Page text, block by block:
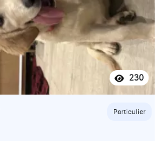
230
Particulier